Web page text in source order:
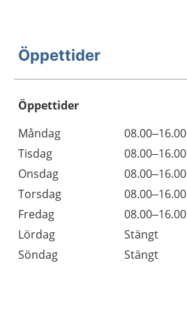
Öppettider
Öppettider
Dag
Öppettider
Kommentarer
Måndag
08.00–16.00
Tisdag
08.00–16.00
Onsdag
08.00–16.00
Torsdag
08.00–16.00
Fredag
08.00–16.00
Lördag
Stängt
Söndag
Stängt